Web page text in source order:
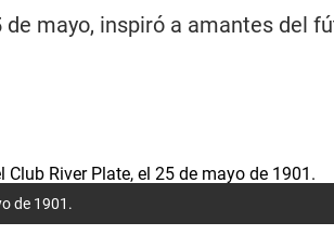
mayo, inspiró a amantes del
de 1901.